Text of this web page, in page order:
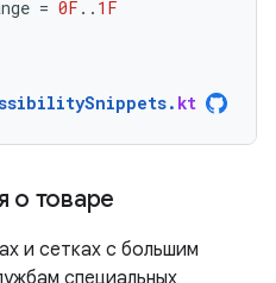
= 0F .. 1F
. kt
о товаре
и сетках с большим
специальных